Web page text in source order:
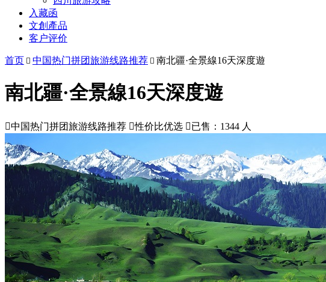
入藏函
文創產品
客户评价
首页  中国热门拼团旅游线路推荐  南北疆·全景線16天深度遊
南北疆·全景線16天深度遊
中国热门拼团旅游线路推荐 性价比优选 已售：1344 人